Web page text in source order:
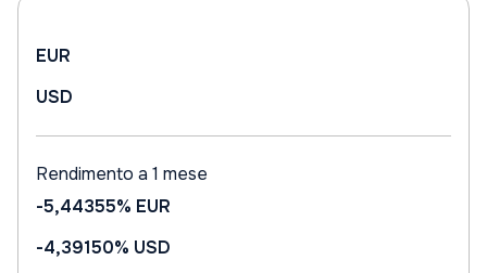
EUR
USD
Rendimento a 1 mese
-5,44355% EUR
-4,39150% USD